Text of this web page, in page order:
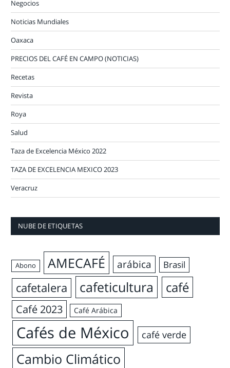
Negocios
Noticias Mundiales
Oaxaca
PRECIOS DEL CAFÉ EN CAMPO (NOTICIAS)
Recetas
Revista
Roya
Salud
Taza de Excelencia México 2022
TAZA DE EXCELENCIA MEXICO 2023
Veracruz
NUBE DE ETIQUETAS
Abono AMECAFÉ arábica Brasil
cafetalera cafeticultura café
Café 2023 Café Arábica
Cafés de México café verde
Cambio Climático